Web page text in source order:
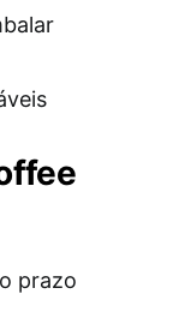
prazo